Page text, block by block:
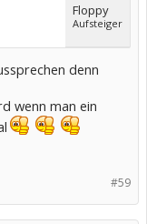
Floppy
Aufsteiger
denn
wenn man ein
#59